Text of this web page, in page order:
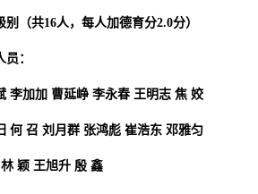
别（共16人，每人加德育分2.0分）
：
李加加 曹延峥 李永春 王明志 焦 姣
何 召 刘月群 张鸿彪 崔浩东 邓雅匀
颖 王旭升 殷 鑫